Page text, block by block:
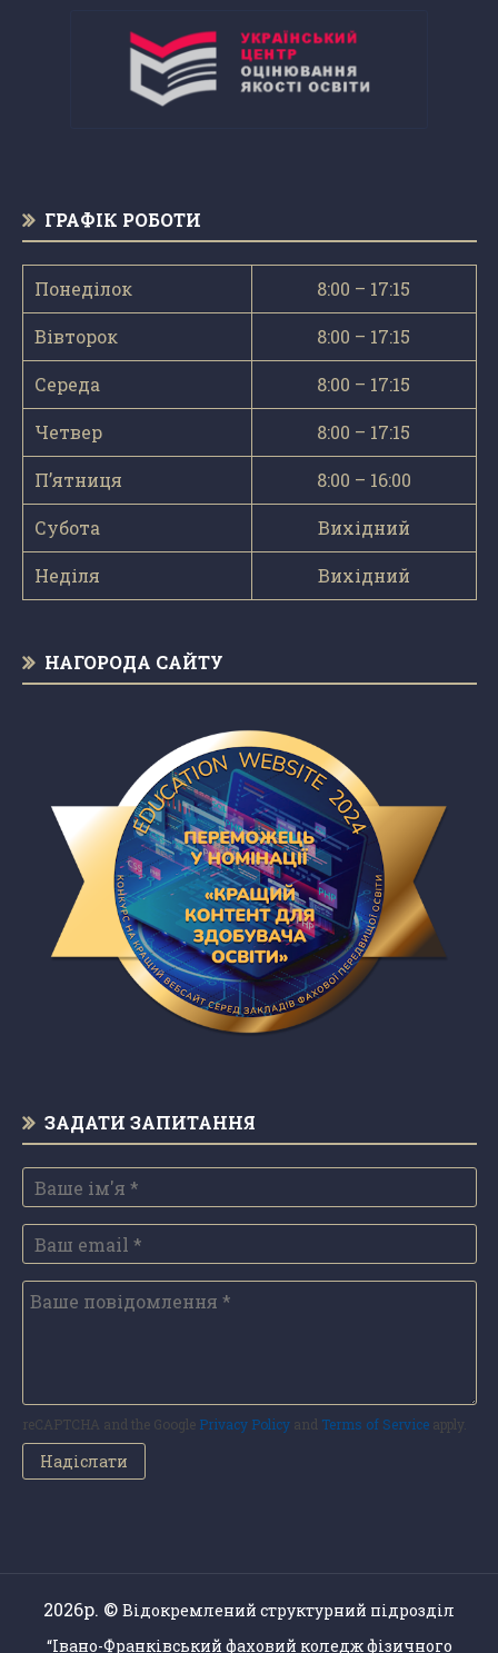
ГРАФІК РОБОТИ
Понеділок 8:00 – 17:15
Вівторок 8:00 – 17:15
Середа 8:00 – 17:15
Четвер 8:00 – 17:15
П’ятниця 8:00 – 16:00
Субота Вихідний
Неділя Вихідний
НАГОРОДА САЙТУ
ЗАДАТИ ЗАПИТАННЯ
reCAPTCHA and the Google Privacy Policyand Terms of Serviceapply.
2026р. © Відокремлений структурний підрозділ
“Івано-Франківський фаховий коледж фізичного